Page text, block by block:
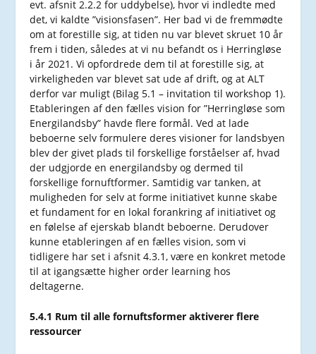
evt. afsnit 2.2.2 for uddybelse), hvor vi indledte med
det, vi kaldte ”visionsfasen”. Her bad vi de fremmødte
om at forestille sig, at tiden nu var blevet skruet 10 år
frem i tiden, således at vi nu befandt os i Herringløse
i år 2021. Vi opfordrede dem til at forestille sig, at
virkeligheden var blevet sat ude af drift, og at ALT
derfor var muligt (Bilag 5.1 – invitation til workshop 1).
Etableringen af den fælles vision for ”Herringløse som
Energilandsby” havde flere formål. Ved at lade
beboerne selv formulere deres visioner for landsbyen
blev der givet plads til forskellige forståelser af, hvad
der udgjorde en energilandsby og dermed til
forskellige fornuftformer. Samtidig var tanken, at
muligheden for selv at forme initiativet kunne skabe
et fundament for en lokal forankring af initiativet og
en følelse af ejerskab blandt beboerne. Derudover
kunne etableringen af en fælles vision, som vi
tidligere har set i afsnit 4.3.1, være en konkret metode
til at igangsætte higher order learning hos
deltagerne.
5.4.1 Rum til alle fornuftsformer aktiverer flere
ressourcer